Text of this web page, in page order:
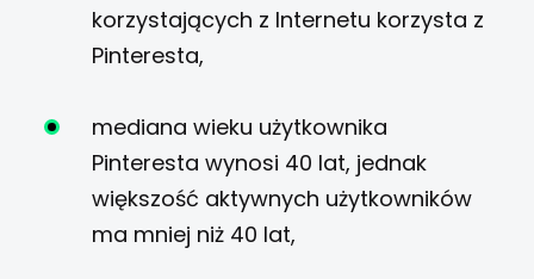
korzystających z Internetu korzysta z
Pinteresta,
mediana wieku użytkownika
Pinteresta wynosi 40 lat, jednak
większość aktywnych użytkowników
ma mniej niż 40 lat,